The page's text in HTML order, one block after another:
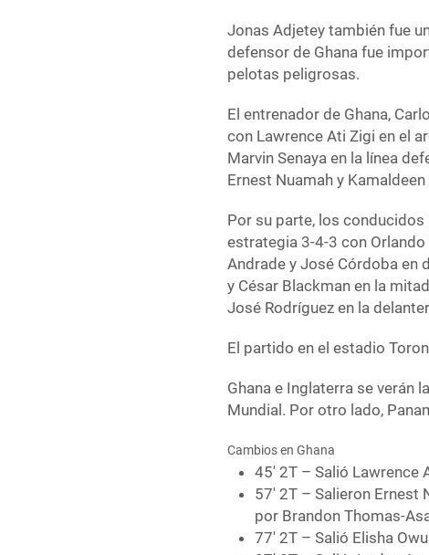
Jonas Adjetey también fue
defensor de Ghana fue
pelotas peligrosas.
El entrenador de Ghana,
con Lawrence Ati Zigi en el
Marvin Senaya en la línea
Ernest Nuamah y
Por su parte, los
estrategia 3-4-3 con
Andrade y José Córdoba en
y César Blackman en la
José Rodrí­guez en la
El partido en el estadio
Ghana e Inglaterra se verán
Mundial. Por otro lado,
Cambios en Ghana
45′ 2T – Salió
57′ 2T – Salieron Ernest
por Brandon Thomas-
77′ 2T – Salió Elisha